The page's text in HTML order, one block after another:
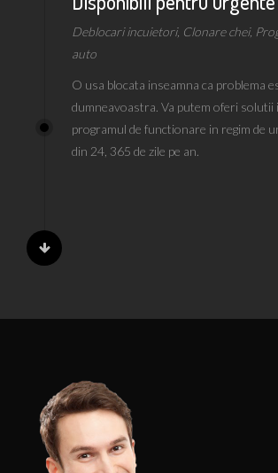
Deblocari incuietori, Clonare chei,
auto
O usa blocata inseamna ca problema
dumneavoastra. Va putem oferi solutii
programul de functionare in regim de
din 24, 365 de zile pe an.
pentru servicii de
Programare chei auto si transpondere
Suntem unii dintre principalii
de chei auto, chei cu cip auto,
smart auto sau transpondere auto.